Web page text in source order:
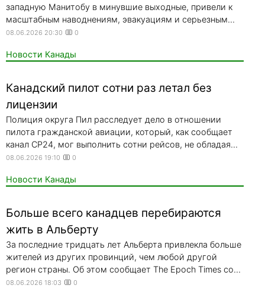
западную Манитобу в минувшие выходные, привели к
масштабным наводнениям, эвакуациям и серьезным...
08.06.2026 20:30 0
Новости Канады
Канадский пилот сотни раз летал без
лицензии
Полиция округа Пил расследует дело в отношении
пилота гражданской авиации, который, как сообщает
канал CP24, мог выполнить сотни рейсов, не обладая...
08.06.2026 19:10 0
Новости Канады
Больше всего канадцев перебираются
жить в Альберту
За последние тридцать лет Альберта привлекла больше
жителей из других провинций, чем любой другой
регион страны. Об этом сообщает The Epoch Times со...
08.06.2026 18:03 0